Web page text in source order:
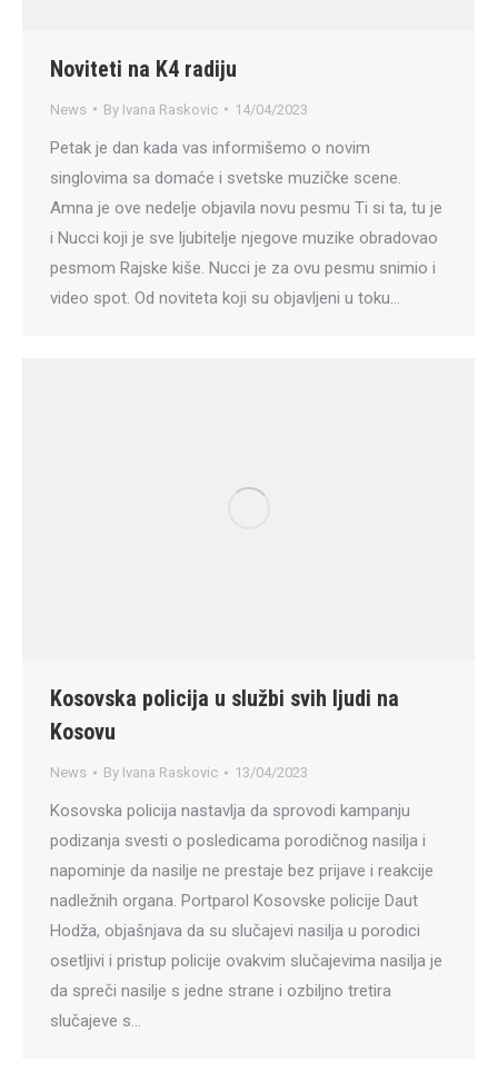
Noviteti na K4 radiju
News By Ivana Raskovic 14/04/2023
Petak je dan kada vas informišemo o novim
singlovima sa domaće i svetske muzičke scene.
Amna je ove nedelje objavila novu pesmu Ti si ta, tu je
i Nucci koji je sve ljubitelje njegove muzike obradovao
pesmom Rajske kiše. Nucci je za ovu pesmu snimio i
video spot. Od noviteta koji su objavljeni u toku…
Kosovska policija u službi svih ljudi na
Kosovu
News By Ivana Raskovic 13/04/2023
Kosovska policija nastavlja da sprovodi kampanju
podizanja svesti o posledicama porodičnog nasilja i
napominje da nasilje ne prestaje bez prijave i reakcije
nadležnih organa. Portparol Kosovske policije Daut
Hodža, objašnjava da su slučajevi nasilja u porodici
osetljivi i pristup policije ovakvim slučajevima nasilja je
da spreči nasilje s jedne strane i ozbiljno tretira
slučajeve s…